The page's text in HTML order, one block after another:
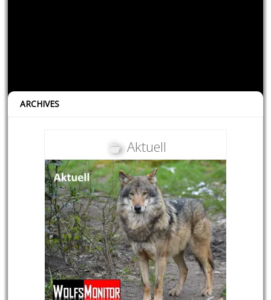
ARCHIVES
Aktuell